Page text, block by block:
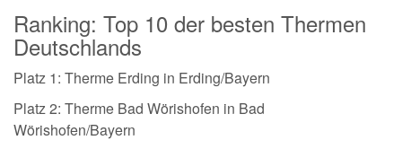
Ranking: Top 10 der besten Thermen
Deutschlands
Platz 1: Therme Erding in Erding/Bayern
Platz 2: Therme Bad Wörishofen in Bad
Wörishofen/Bayern